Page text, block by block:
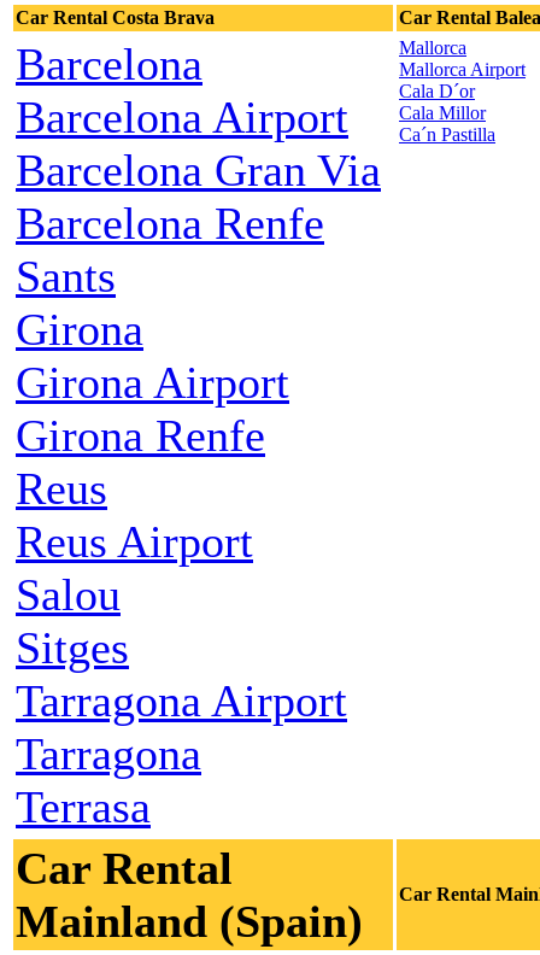
Car Rental Costa Brava Car Rental
Barcelona
Barcelona Airport
Barcelona Gran Via
Barcelona Renfe
Sants
Girona
Girona Airport
Girona Renfe
Reus
Reus Airport
Salou
Sitges
Tarragona Airport
Tarragona
Terrasa
Mallorca
Mallorca Airport
Cala D´or
Cala Millor
Ca´n Pastilla
Car Rental
Mainland (Spain)
Car Rental